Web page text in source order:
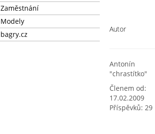
Zaměstnání
Modely
bagry.cz
Autor
Antonín
"chrastítko"
Členem od:
17.02.2009
Příspěvků: 29